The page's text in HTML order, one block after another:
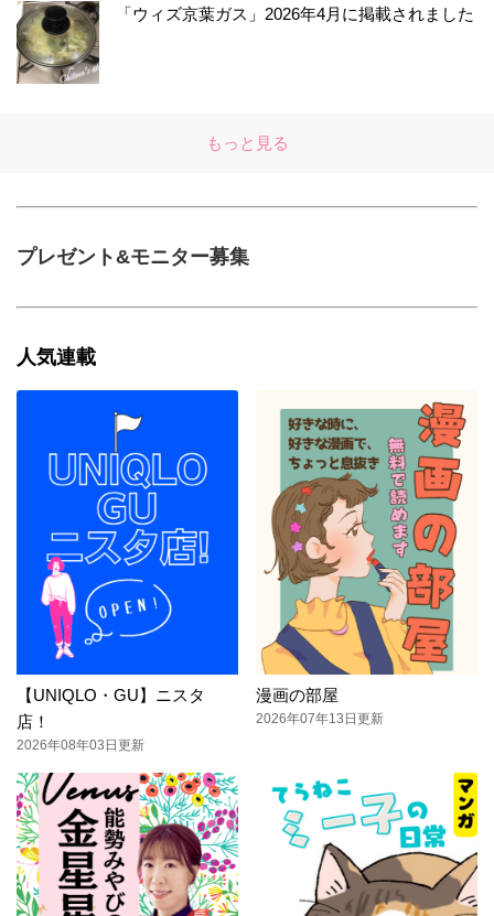
「ウィズ京葉ガス」2026年4月に掲載されました
もっと見る
プレゼント&モニター募集
人気連載
【UNIQLO・GU】ニスタ
店！
2026年08年03日更新
漫画の部屋
2026年07年13日更新